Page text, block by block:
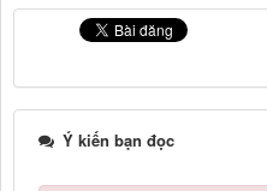
Ý kiến bạn đọc